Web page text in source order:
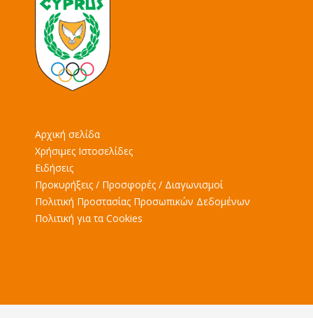
Αρχική σελίδα
Χρήσιμες Ιστοσελίδες
Ειδήσεις
Προκυρήξεις / Προσφορές / Διαγωνισμοί
Πολιτική Προστασίας Προσωπικών Δεδομένων
Πολιτική για τα Cookies